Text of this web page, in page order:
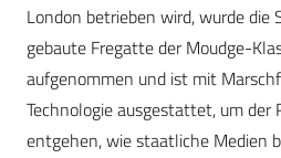
London betrieben wird, wurde die
gebaute Fregatte der Moudge-
aufgenommen und ist mit
Technologie ausgestattet, um der
entgehen, wie staatliche Medien